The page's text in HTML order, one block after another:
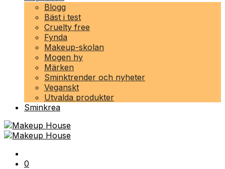
Blogg
Bäst i test
Cruelty free
Fynda
Makeup-skolan
Mogen hy
Märken
Sminktrender och nyheter
Veganskt
Utvalda produkter
Sminkrea
0